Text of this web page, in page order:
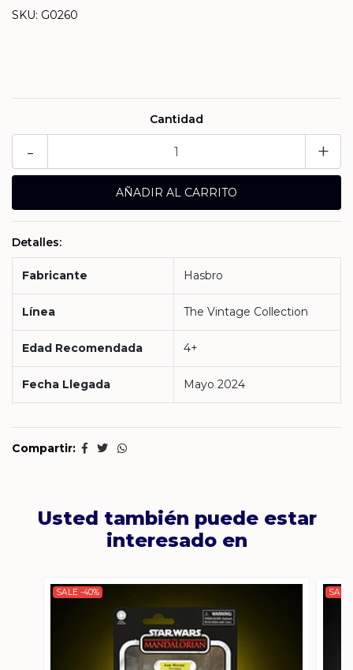
SKU: G0260
Cantidad
+
-
Detalles:
Fabricante Hasbro
Línea The Vintage Collection
Edad Recomendada 4+
Fecha Llegada Mayo 2024
Compartir:
Usted también puede estar
interesado en
SALE -40% SALE